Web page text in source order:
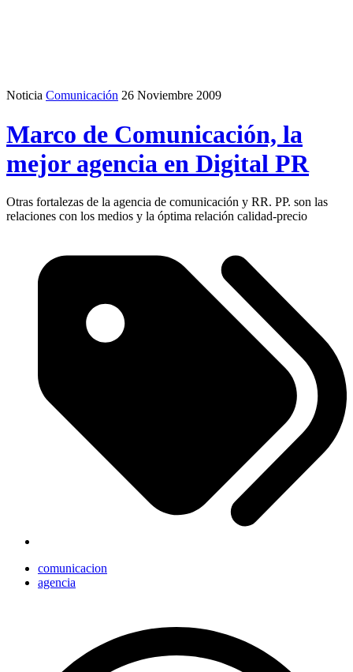
Noticia Comunicación 26 Noviembre 2009
Marco de Comunicación, la
mejor agencia en Digital PR
Otras fortalezas de la agencia de comunicación y RR. PP. son las
relaciones con los medios y la óptima relación calidad-precio
comunicacion
agencia